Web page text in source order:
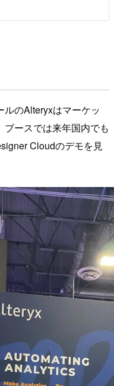
のAlteryxはマーケッ
ブースでは来年国内でも
Cloudのデモを見